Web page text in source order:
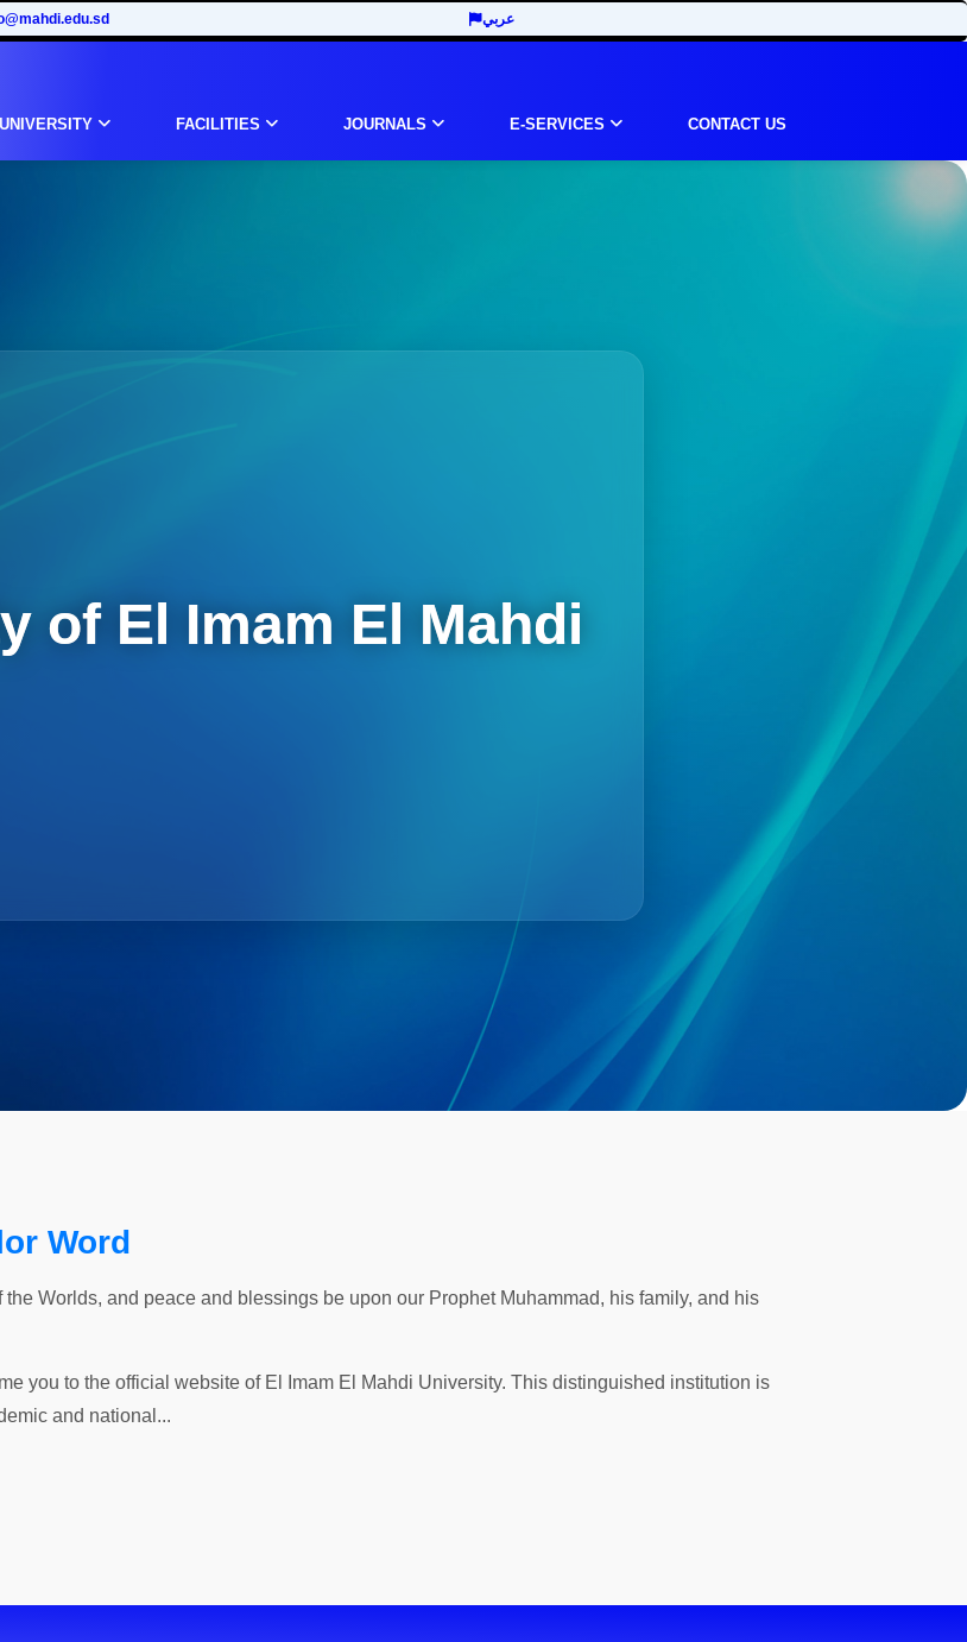
عربي
FACILITIES JOURNALS E-SERVICES CONTACT US
of El Imam El Mahdi
Word
the Worlds, and peace and blessings be upon our Prophet Muhammad, his family, and his
you to the official website of El Imam El Mahdi University. This distinguished institution is
and national...